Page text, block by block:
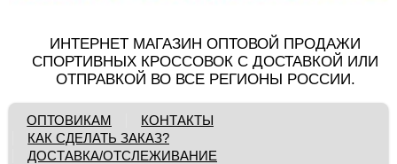
ИНТЕРНЕТ МАГАЗИН ОПТОВОЙ ПРОДАЖИ
СПОРТИВНЫХ КРОССОВОК С ДОСТАВКОЙ ИЛИ
ОТПРАВКОЙ ВО ВСЕ РЕГИОНЫ РОССИИ.
ОПТОВИКАМ
КОНТАКТЫ
КАК СДЕЛАТЬ ЗАКАЗ?
ДОСТАВКА/ОТСЛЕЖИВАНИЕ